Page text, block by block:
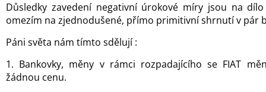
Důsledky zavedení negativní úrokové míry jsou na
omezím na zjednodušené, přímo primitivní shrnutí v pár
Páni světa nám tímto sdělují :
1. Bankovky, měny v rámci rozpadajícího se FIAT
žádnou cenu.